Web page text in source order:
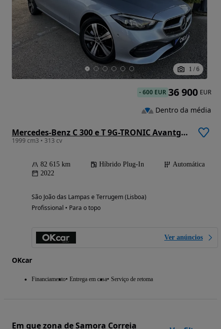
1 / 6
Mercedes-Benz C 300 e T 9G-TRONIC Avantgarde
1999 cm3 • 313 cv
82 615 km Híbrido Plug-In
Automática
2022
São João das Lampas e Terrugem (Lisboa)
Profissional • Para o topo
Ver anúncios
OKcar
Financiamento Entrega em casa Serviço de retoma
-600 EUR 36 900 EUR
Dentro da média
Em que zona de Samora Correia